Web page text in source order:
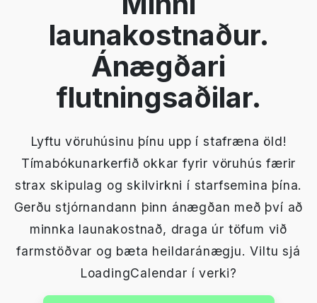
launakostnaður.
Ánægðari
flutningsaðilar.
Lyftu vöruhúsinu þínu upp í stafræna öld!
Tímabókunarkerfið okkar fyrir vöruhús færir
strax skipulag og skilvirkni í starfsemina þína.
Gerðu stjórnandann þinn ánægðan með því að
minnka launakostnað, draga úr töfum við
farmstöðvar og bæta heildaránægju. Viltu sjá
LoadingCalendar í verki?